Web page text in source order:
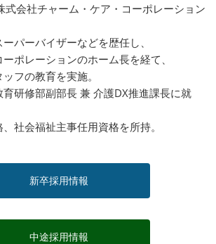
会社チャーム・ケア・コーポレーション
パーバイザーなどを歴任し、
ポレーションのホーム長を経て、
フの教育を実施。
研修部副部長 兼 介護DX推進課長に就
社会福祉主事任用資格を所持。
新卒採用情報
中途採用情報